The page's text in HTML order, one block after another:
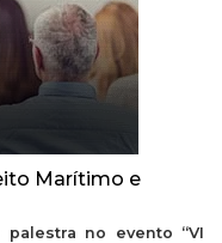
Marítimo e
no evento “VI